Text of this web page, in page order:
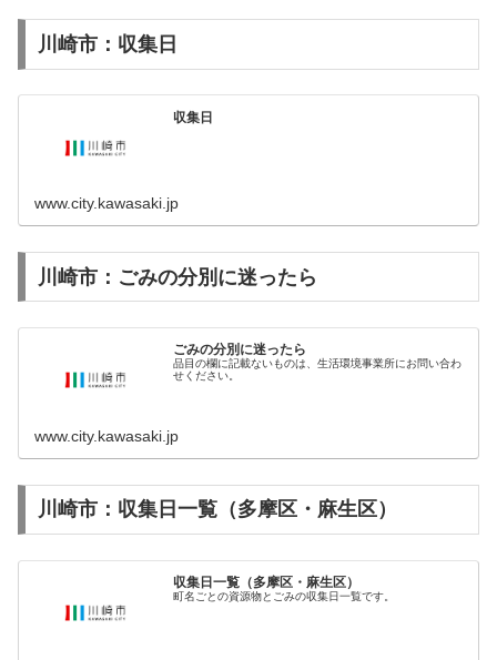
川崎市：収集日
収集日
www.city.kawasaki.jp
川崎市：ごみの分別に迷ったら
ごみの分別に迷ったら
品目の欄に記載ないものは、生活環境事業所にお問い合わ
せください。
www.city.kawasaki.jp
川崎市：収集日一覧（多摩区・麻生区）
収集日一覧（多摩区・麻生区）
町名ごとの資源物とごみの収集日一覧です。